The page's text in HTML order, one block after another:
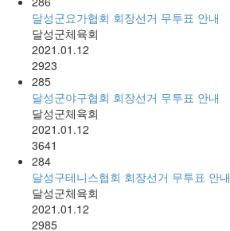
달성군요가협회 회장선거 무투표 안내
달성군체육회
2021.01.12
2923
285
달성군야구협회 회장선거 무투표 안내
달성군체육회
2021.01.12
3641
284
달성구테니스협회 회장선거 무투표 안내
달성군체육회
2021.01.12
2985